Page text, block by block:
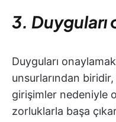
3. Duyguları
Duyguları
unsurlarından
girişimler nedeniyle
zorluklarla başa